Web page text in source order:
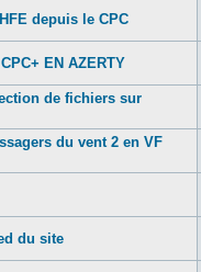
depuis le CPC
EN AZERTY
de fichiers sur
du vent 2 en VF
du site